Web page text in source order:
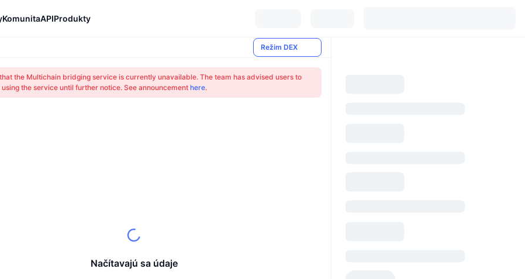
KomunitaAPIProdukty
Režim DEX
the Multichain bridging service is currently unavailable. The team has advised users to
the service until further notice. See announcement here.
Načítavajú sa údaje